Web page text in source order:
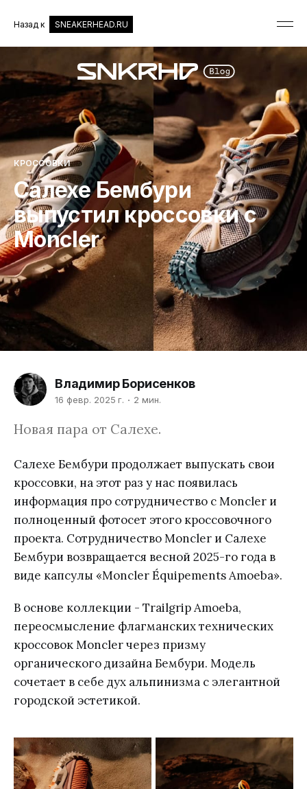
Назад к SNEAKERHEAD.RU
КРОССОВКИ
Салехе Бембури
выпустил кроссовки с
Moncler
Владимир Борисенков
16 февр. 2025 г. 2 мин.
Новая пара от Салехе.
Салехе Бембури продолжает выпускать свои
кроссовки, на этот раз у нас появилась
информация про сотрудничество с Moncler и
полноценный фотосет этого кроссовочного
проекта. Сотрудничество Moncler и Салехе
Бембури возвращается весной 2025-го года в
виде капсулы «Moncler Équipements Amoeba».
В основе коллекции - Trailgrip Amoeba,
переосмысление флагманских технических
кроссовок Moncler через призму
органического дизайна Бембури. Модель
сочетает в себе дух альпинизма с элегантной
городской эстетикой.